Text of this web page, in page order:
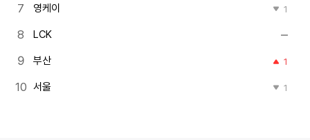
영케이 1
LCK
부산 1
서울 1